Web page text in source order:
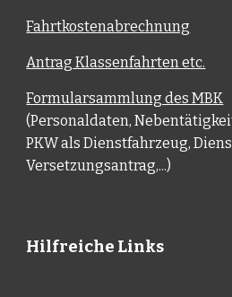
Fahrtkostenabrechnung
Antrag Klassenfahrten etc.
Formularsammlung des MBK
(Personaldaten,
PKW als Dienstfahrzeug,
Versetzungsantrag,...)
Hilfreiche Links